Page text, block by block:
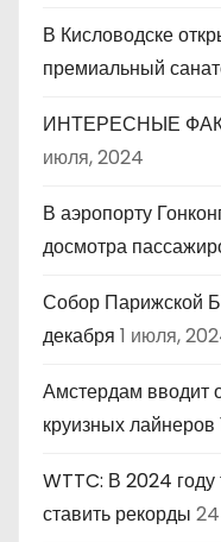
В Кисловодске
премиальный
ИНТЕРЕСНЫЕ
июля, 2024
В аэропорту
досмотра
Собор Парижской
декабря 1 июля,
Амстердам вводит
круизных лайнеров
WTTC: В 2024 году
ставить рекорды